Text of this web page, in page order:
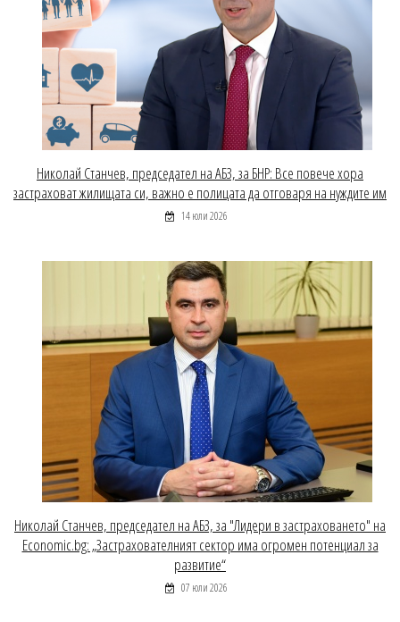
Николай Станчев, председател на АБЗ, за БНР: Все повече хора
застраховат жилищата си, важно е полицата да отговаря на нуждите им
14 юли 2026
Николай Станчев, председател на АБЗ, за "Лидери в застраховането" на
Economic.bg: „Застрахователният сектор има огромен потенциал за
развитие“
07 юли 2026